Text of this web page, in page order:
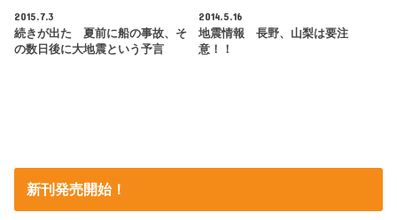
2015.7.3
続きが出た 夏前に船の事故、そ
の数日後に大地震という予言
2014.5.16
地震情報 長野、山梨は要注
意！！
新刊発売開始！